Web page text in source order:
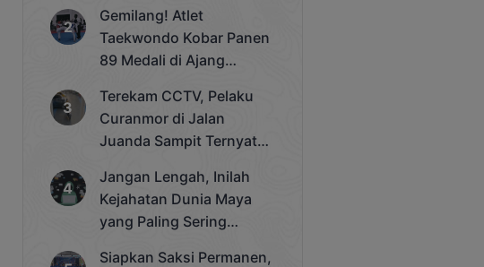
Gemilang! Atlet
Taekwondo Kobar Panen
89 Medali di Ajang
Cup 2025
Terekam CCTV, Pelaku
Curanmor di Jalan
Juanda Sampit Ternyata
Jangan Lengah, Inilah
Kejahatan Dunia Maya
yang Paling Sering
Siapkan Saksi Permanen,